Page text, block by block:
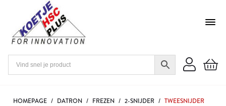
HOMEPAGE / DATRON / FREZEN / 2-SNIJDER / TWEESNIJDER